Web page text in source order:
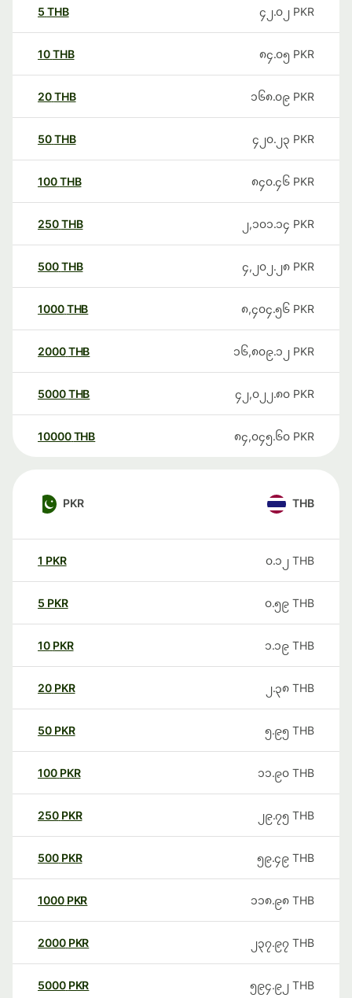
5 THB ၄၂.၀၂ PKR
10THB ၈၄.၀၅ PKR
20THB ၁၆၈.၀၉ PKR
50THB ၄၂၀.၂၃ PKR
100THB ၈၄၀.၄၆ PKR
250THB ၂,၁၀၁.၁၄ PKR
500THB ၄,၂၀၂.၂၈ PKR
1000THB ၈,၄၀၄.၅၆ PKR
2000THB ၁၆,၈၀၉.၁၂ PKR
5000THB ၄၂,၀၂၂.၈၀ PKR
10000 THB ၈၄,၀၄၅.၆၀ PKR
PKR THB
1 PKR ၀.၁၂ THB
5 PKR ၀.၅၉ THB
10 PKR ၁.၁၉ THB
20 PKR ၂.၃၈ THB
50 PKR ၅.၉၅ THB
100 PKR ၁၁.၉၀ THB
250 PKR ၂၉.၇၅ THB
500 PKR ၅၉.၄၉ THB
1000 PKR ၁၁၈.၉၈ THB
2000 PKR ၂၃၇.၉၇ THB
5000 PKR ၅၉၄.၉၂ THB